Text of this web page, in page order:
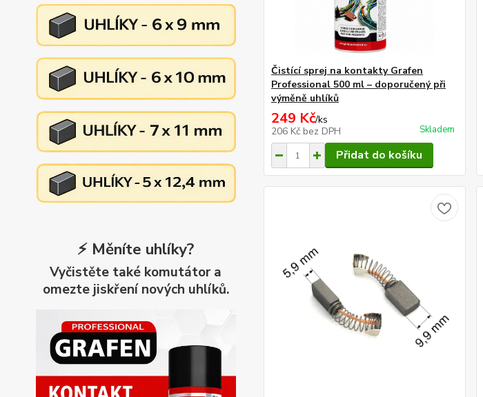
⚡ Měníte uhlíky?
Vyčistěte také komutátor a
omezte jiskření nových uhlíků.
Čistící sprej na kontakty Grafen
Professional 500 ml – doporučený při
výměně uhlíků
249 Kč/ks
206 Kč bez DPH Skladem
Přidat do košíku